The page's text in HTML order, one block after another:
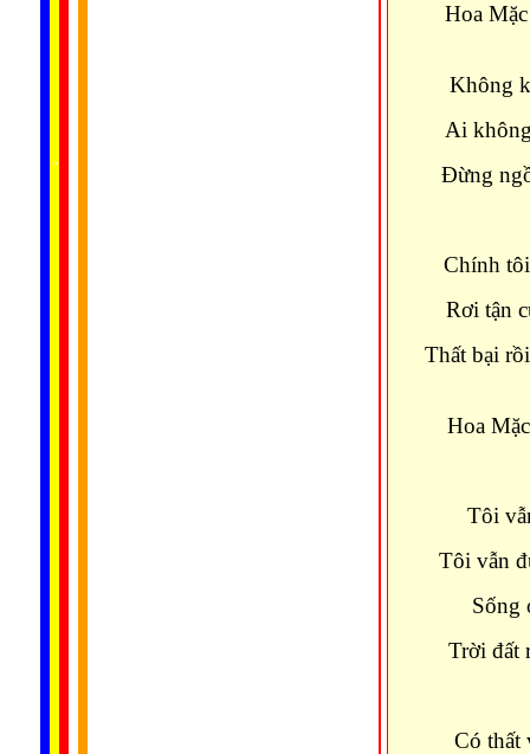
.
Hoa
Không
Ai
Ðừng
Chính
Rơi tận
Thất bại
Hoa
Tôi
Tôi vẫn
Sống
Trời đất
Có thất